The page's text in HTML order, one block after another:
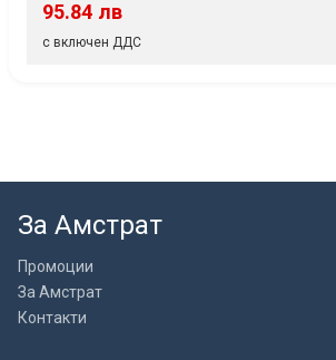
95.84 лв
с включен ДДС
За Амстрат
Промоции
За Амстрат
Контакти